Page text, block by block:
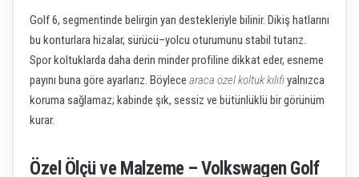
Golf 6, segmentinde belirgin yan destekleriyle bilinir. Dikiş hatlarını
bu konturlara hizalar, sürücü–yolcu oturumunu stabil tutarız.
Spor koltuklarda daha derin minder profiline dikkat eder, esneme
payını buna göre ayarlarız. Böylece araca özel koltuk kılıfıyalnızca
koruma sağlamaz; kabinde şık, sessiz ve bütünlüklü bir görünüm
kurar.
Özel Ölçü ve Malzeme – Volkswagen Golf